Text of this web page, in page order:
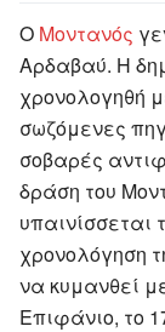
Ο Μοντανός
Αρδαβαύ. Η
χρονολογηθή
σωζόμενες
σοβαρές
δράση του
χρονολόγηση
να κυμανθεί
Επιφάνιο, το